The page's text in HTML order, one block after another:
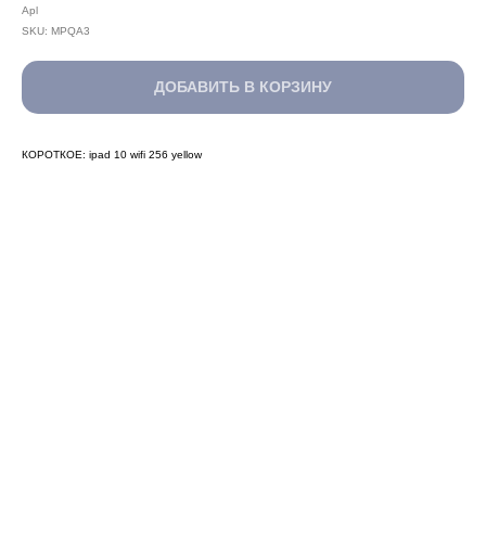
Apl
SKU: MPQA3
ДОБАВИТЬ В КОРЗИНУ
КОРОТКОЕ: ipad 10 wifi 256 yellow